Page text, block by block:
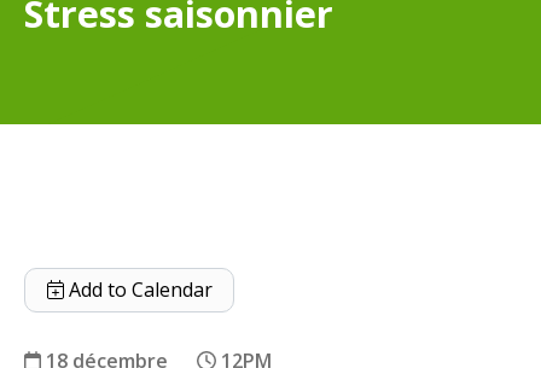
Stress saisonnier
Add to Calendar
18 décembre 12PM